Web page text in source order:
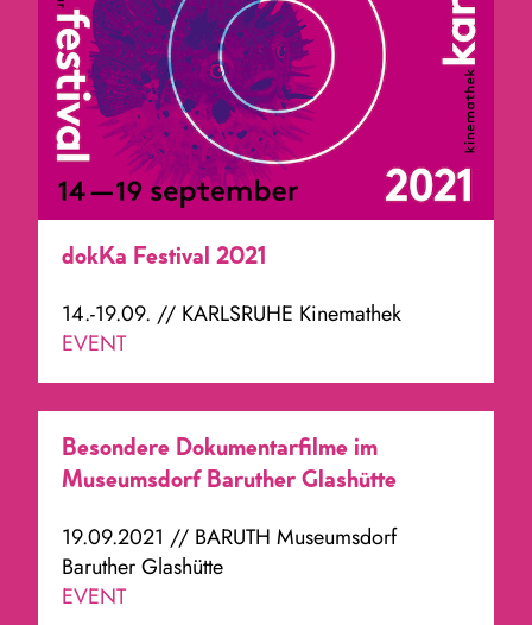
dokKa Festival 2021
14.-19.09. // KARLSRUHE Kinemathek
EVENT
Besondere Dokumentarfilme im
Museumsdorf Baruther Glashütte
19.09.2021 // BARUTH Museumsdorf
Baruther Glashütte
EVENT